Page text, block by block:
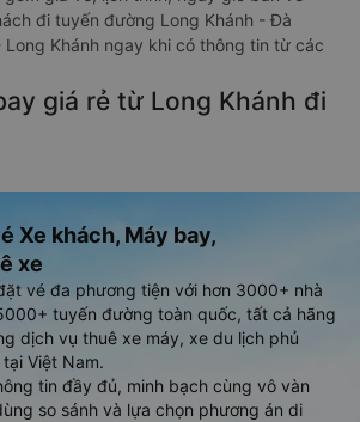
đi tuyến đường Long Khánh - Đà
Khánh ngay khi có thông tin từ các
giá rẻ từ Long Khánh đi
Xe khách, Máy bay,
xe
vé đa phương tiện với hơn 3000+ nhà
tuyến đường toàn quốc, tất cả hãng
dịch vụ thuê xe máy, xe du lịch phủ
Việt Nam.
tin đầy đủ, minh bạch cùng vô vàn
so sánh và lựa chọn phương án di